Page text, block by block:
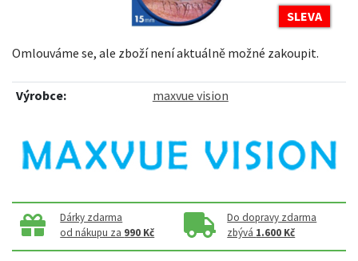
SLEVA
Omlouváme se, ale zboží není aktuálně možné zakoupit.
Výrobce: maxvue vision
Dárky zdarma
od nákupu za 990 Kč
Do dopravy zdarma
zbývá 1.600 Kč